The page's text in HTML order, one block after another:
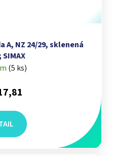
A, NZ 24/29, sklenená
(5 ks)